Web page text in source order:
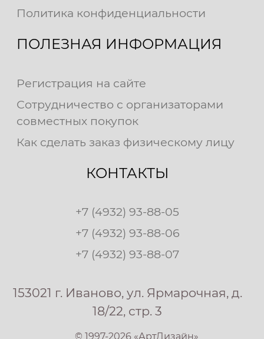
Политика конфиденциальности
ПОЛЕЗНАЯ ИНФОРМАЦИЯ
Регистрация на сайте
Сотрудничество с организаторами
совместных покупок
Как сделать заказ физическому лицу
КОНТАКТЫ
+7 (4932) 93-88-05
+7 (4932) 93-88-06
+7 (4932) 93-88-07
153021 г. Иваново, ул. Ярмарочная, д.
18/22, стр. 3
© 1997-2026 «АртДизайн»